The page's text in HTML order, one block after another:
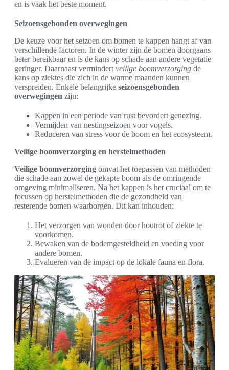
en is vaak het beste moment.
Seizoensgebonden overwegingen
De keuze voor het seizoen om bomen te kappen hangt af van
verschillende factoren. In de winter zijn de bomen doorgaans
beter bereikbaar en is de kans op schade aan andere vegetatie
geringer. Daarnaast vermindert veilige boomverzorging de
kans op ziektes die zich in de warme maanden kunnen
verspreiden. Enkele belangrijke seizoensgebonden
overwegingen zijn:
Kappen in een periode van rust bevordert genezing.
Vermijden van nestingseizoen voor vogels.
Reduceren van stress voor de boom en het ecosysteem.
Veilige boomverzorging en herstelmethoden
Veilige boomverzorging omvat het toepassen van methoden
die schade aan zowel de gekapte boom als de omringende
omgeving minimaliseren. Na het kappen is het cruciaal om te
focussen op herstelmethoden die de gezondheid van
resterende bomen waarborgen. Dit kan inhouden:
Het verzorgen van wonden door houtrot of ziekte te
voorkomen.
Bewaken van de bodemgesteldheid en voeding voor
andere bomen.
Evalueren van de impact op de lokale fauna en flora.